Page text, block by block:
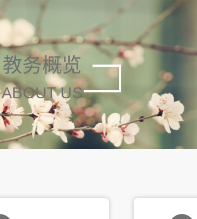
教务概览
ABOUT US